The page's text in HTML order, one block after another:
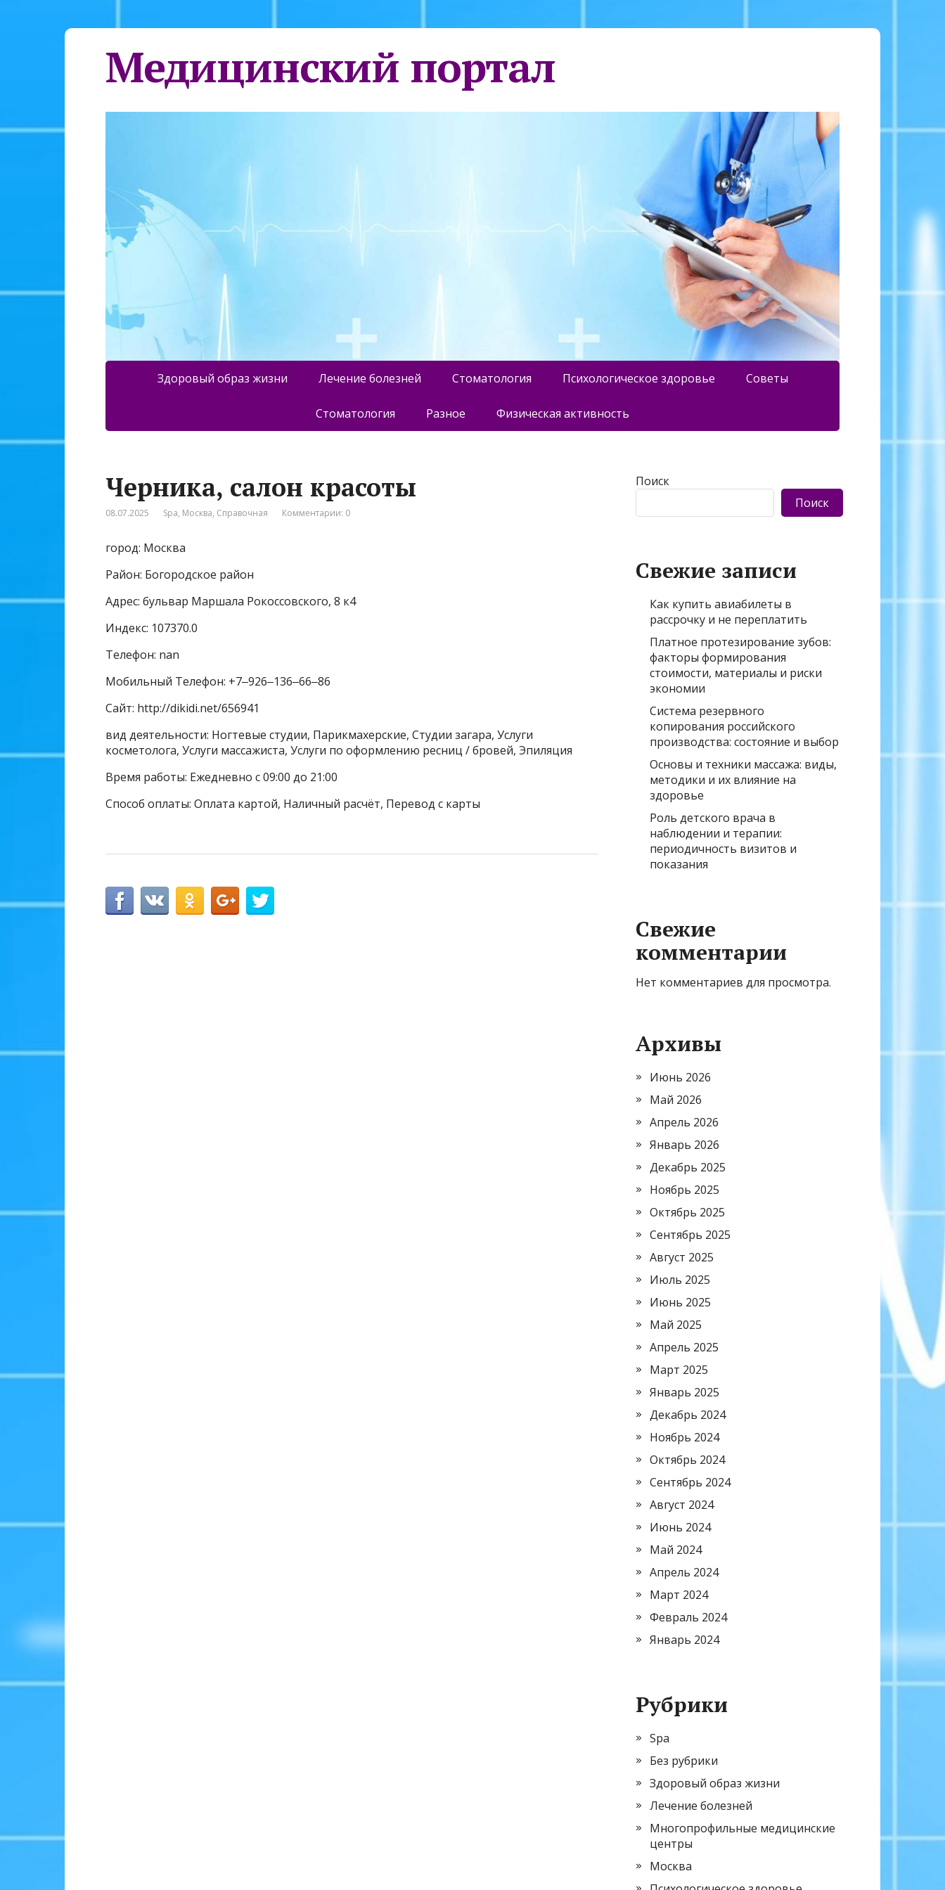
Медицинский портал
Здоровый образ жизни Лечение болезней Стоматология Психологическое здоровье Советы
Стоматология Разное Физическая активность
Черника, салон красоты
08.07.2025 Spa, Москва, Справочная Комментарии: 0
город: Москва
Район: Богородское район
Адрес: бульвар Маршала Рокоссовского, 8 к4
Индекс: 107370.0
Телефон: nan
Мобильный Телефон: +7‒926‒136‒66‒86
Сайт: http://dikidi.net/656941
вид деятельности: Ногтевые студии, Парикмахерские, Студии загара, Услуги
косметолога, Услуги массажиста, Услуги по оформлению ресниц / бровей, Эпиляция
Время работы: Ежедневно с 09:00 до 21:00
Способ оплаты: Оплата картой, Наличный расчёт, Перевод с карты
Поиск
Поиск
Свежие записи
Как купить авиабилеты в
рассрочку и не переплатить
Платное протезирование зубов:
факторы формирования
стоимости, материалы и риски
экономии
Система резервного
копирования российского
производства: состояние и выбор
Основы и техники массажа: виды,
методики и их влияние на
здоровье
Роль детского врача в
наблюдении и терапии:
периодичность визитов и
показания
Свежие
комментарии
Нет комментариев для просмотра.
Архивы
Июнь 2026
Май 2026
Апрель 2026
Январь 2026
Декабрь 2025
Ноябрь 2025
Октябрь 2025
Сентябрь 2025
Август 2025
Июль 2025
Июнь 2025
Май 2025
Апрель 2025
Март 2025
Январь 2025
Декабрь 2024
Ноябрь 2024
Октябрь 2024
Сентябрь 2024
Август 2024
Июнь 2024
Май 2024
Апрель 2024
Март 2024
Февраль 2024
Январь 2024
Рубрики
Spa
Без рубрики
Здоровый образ жизни
Лечение болезней
Многопрофильные медицинские
центры
Москва